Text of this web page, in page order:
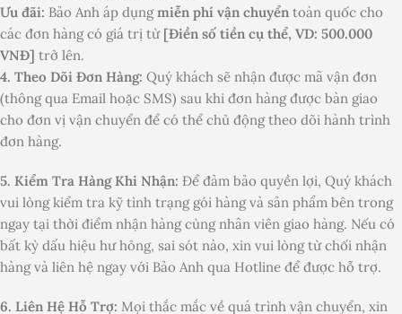
Ưu đãi: Bảo Anh áp dụngmiễn phí vận chuyển toàn quốc cho
các đơn hàng có giá trị từ [Điền số tiền cụ thể, VD: 500.000
VNĐ] trở lên.
4. Theo Dõi Đơn Hàng: Quý khách sẽ nhận được mã vận đơn
(thông qua Email hoặc SMS) sau khi đơn hàng được bàn giao
cho đơn vị vận chuyển để có thể chủ động theo dõi hành trình
đơn hàng.
5. Kiểm Tra Hàng Khi Nhận: Để đảm bảo quyền lợi, Quý khách
vui lòng kiểm tra kỹ tình trạng gói hàng và sản phẩm bên trong
ngay tại thời điểm nhận hàng cùng nhân viên giao hàng. Nếu có
bất kỳ dấu hiệu hư hỏng, sai sót nào, xin vui lòng từ chối nhận
hàng và liên hệ ngay với Bảo Anh qua Hotline để được hỗ trợ.
6. Liên Hệ Hỗ Trợ: Mọi thắc mắc về quá trình vận chuyển, xin